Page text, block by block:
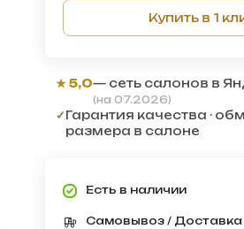
Купить в 1
★ 5,0— сеть салонов в
(на 07.2026)
✓Гарантия качества ·
размера в салоне
Есть в наличии
Самовывоз / Доставка